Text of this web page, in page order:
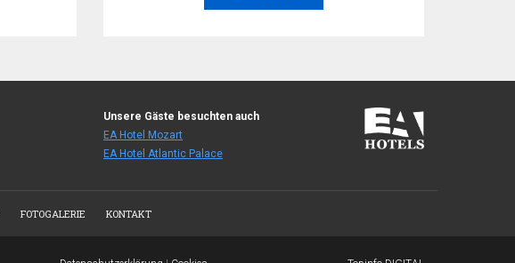
Unsere Gäste besuchten auch
EA Hotel Mozart
EA Hotel Atlantic Palace
FOTOGALERIE KONTAKT